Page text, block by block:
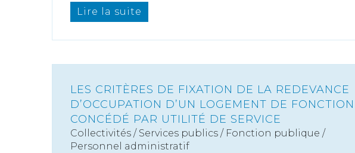
Lire la suite
LES CRITÈRES DE FIXATION DE LA REDEVANCE
D’OCCUPATION D’UN LOGEMENT DE FONCTION
CONCÉDÉ PAR UTILITÉ DE SERVICE
Collectivités / Services publics / Fonction publique /
Personnel administratif